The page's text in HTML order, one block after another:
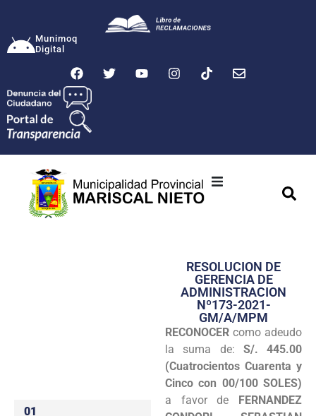
Munimoq
Digital
Transparencia
Seguridad
Programas
Intranet
01
RESOLUCION DE
GERENCIA DE
ADMINISTRACION
Nº173-2021-
GM/A/MPM
RECONOCER como adeudo
la suma de: S/. 445.00
(Cuatrocientos Cuarenta y
Cinco con 00/100 SOLES)
a favor de FERNANDEZ